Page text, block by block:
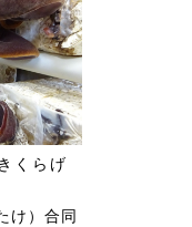
くらげ
け）合同